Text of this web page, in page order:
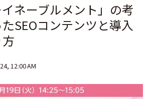
イネーブルメント」の考
SEOコンテンツと導入
12:00 AM